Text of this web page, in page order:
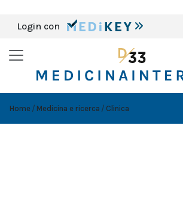
Login con
Home Medicina e ricerca Clinica